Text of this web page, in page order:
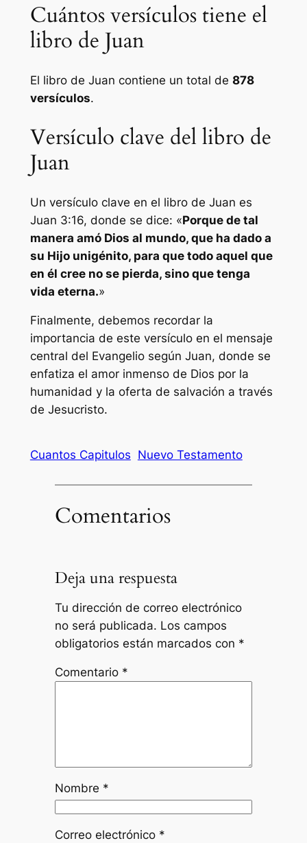
Cuántos versículos tiene el
libro de Juan
El libro de Juan contiene un total de 878
versículos.
Versículo clave del libro de
Juan
Un versículo clave en el libro de Juan es
Juan 3:16, donde se dice: «Porque de tal
manera amó Dios al mundo, que ha dado a
su Hijo unigénito, para que todo aquel que
en él cree no se pierda, sino que tenga
vida eterna.»
Finalmente, debemos recordar la
importancia de este versículo en el mensaje
central del Evangelio según Juan, donde se
enfatiza el amor inmenso de Dios por la
humanidad y la oferta de salvación a través
de Jesucristo.
Cuantos Capitulos Nuevo Testamento
Comentarios
Deja una respuesta
Tu dirección de correo electrónico
no será publicada. Los campos
obligatorios están marcados con *
Comentario *
Nombre *
Correo electrónico *